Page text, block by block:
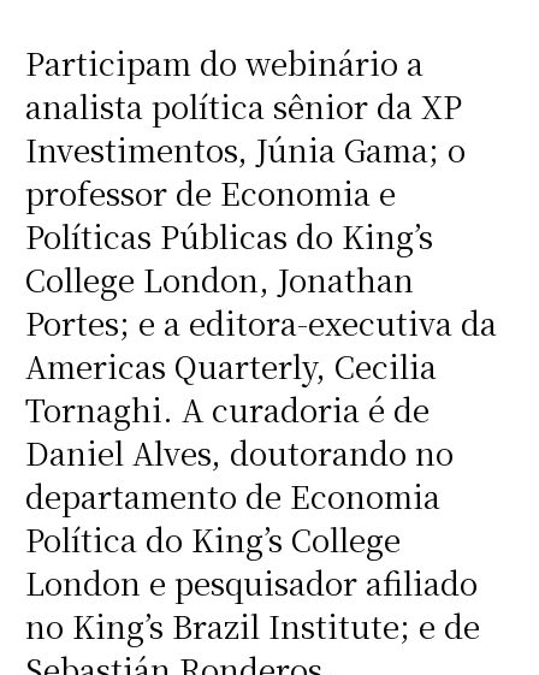
Participam do webinário a
analista política sênior da XP
Investimentos, Júnia Gama; o
professor de Economia e
Políticas Públicas do King’s
College London, Jonathan
Portes; e a editora-executiva da
Americas Quarterly, Cecilia
Tornaghi. A curadoria é de
Daniel Alves, doutorando no
departamento de Economia
Política do King’s College
London e pesquisador afiliado
no King’s Brazil Institute; e de